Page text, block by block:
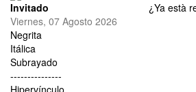
¿Ya està
Invitado
Viernes, 07 Agosto 2026
Negrita
Itálica
Subrayado
---------------